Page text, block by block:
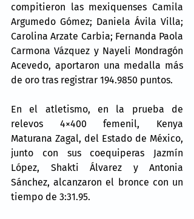
compitieron las mexiquenses Camila
Argumedo Gómez; Daniela Ávila Villa;
Carolina Arzate Carbia; Fernanda Paola
Carmona Vázquez y Nayeli Mondragón
Acevedo, aportaron una medalla más
de oro tras registrar 194.9850 puntos.
En el atletismo, en la prueba de
relevos 4×400 femenil, Kenya
Maturana Zagal, del Estado de México,
junto con sus coequiperas Jazmín
López, Shakti Álvarez y Antonia
Sánchez, alcanzaron el bronce con un
tiempo de 3:31.95.